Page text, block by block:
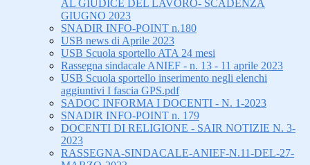
AL GIUDICE DEL LAVORO- SCADENZA
GIUGNO 2023
SNADIR INFO-POINT n.180
USB news di Aprile 2023
USB Scuola sportello ATA 24 mesi
Rassegna sindacale ANIEF - n. 13 - 11 aprile 2023
USB Scuola sportello inserimento negli elenchi
aggiuntivi I fascia GPS.pdf
SADOC INFORMA I DOCENTI - N. 1-2023
SNADIR INFO-POINT n. 179
DOCENTI DI RELIGIONE - SAIR NOTIZIE N. 3-
2023
RASSEGNA-SINDACALE-ANIEF-N.11-DEL-27-